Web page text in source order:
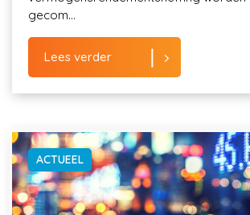
gecom...
Lees verder
ACTUEEL